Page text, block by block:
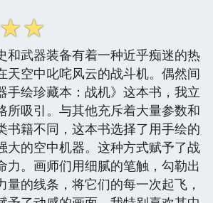
☆☆
和武器装备有着一种近乎痴迷的热
天空中叱咤风云的战斗机。偶然间
手绘珍藏本：战机》这本书，我立
所吸引。与其他充斥着大量参数和
书籍不同，这本书选择了用手绘的
大的空中机器。这种方式赋予了战
力。画师们用细腻的笔触，勾勒出
量的线条，将它们的每一次起飞，